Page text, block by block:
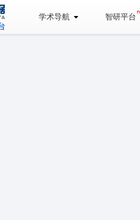
学术导航 智研平台